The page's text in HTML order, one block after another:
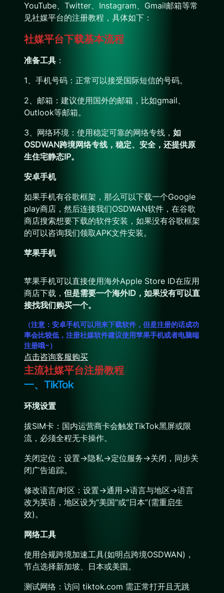
YouTube、Twitter、Instagram、Gmail邮箱等常
见社媒平台的注册教程，具体如下：
社媒平台下载基本流程
准备工具 ：
1、手机号码：正常可以接受国际短信的号码。
2、邮箱：建议使用国外的邮箱，比如gmail、
Outlook等邮箱。
3、网络环境：使用稳定可靠的网络专线， 如
OSDWAN跨境网络专线，稳定、安全，还提供原
生住宅静态IP。
安卓手机
如果手机有谷歌框架，那么可以下载一个Google
play商店，然后连接我们OSDWAN软件，在谷歌
商店搜索想要下载的软件安装，如果没有谷歌框架
的可以咨询我们领取APK文件安装。
苹果手机
苹果手机可以直接使用海外Apple Store ID在应用
商店下载， 但是需要一个海外ID，如果没有可以直
接找我们购买一个。
（注意：安卓手机可以用来下载软件，但是注册的话成功
率会比较低，注册社媒软件建议使用苹果手机或者电脑端
注册哦~）
点击咨询客服购买
主流社媒平台注册教程
一、TikTok
环境设置
拔SIM卡：国内运营商卡会触发TikTok黑屏或限
流，必须全程无卡操作。
关闭定位：设置→隐私→定位服务→关闭，同步关
闭广告追踪。
修改语言/时区：设置→通用→语言与地区→语言
改为英语，地区设为“美国”或“日本”(需重启生
效)。
网络工具
使用合规跨境加速工具(如明点跨境OSDWAN)，
节点选择新加坡、日本或美国。
测试网络：访问 tiktok.com 需正常打开且无跳